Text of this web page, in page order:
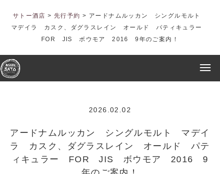
サトー酒店 > 先行予約 > アードナムルッカン シングルモルト
マデイラ カスク、ダグラスレイン オールド パティキュラー
FOR JIS ボウモア 2016 9年のご案内！
2026.02.02
アードナムルッカン シングルモルト マデイ
ラ カスク、ダグラスレイン オールド パテ
ィキュラー FOR JIS ボウモア 2016 9